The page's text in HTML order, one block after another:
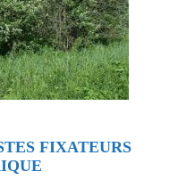
FIXATEURS